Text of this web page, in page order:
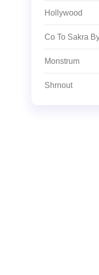
Hollywood
Co To Sakra
Monstrum
Shrnout